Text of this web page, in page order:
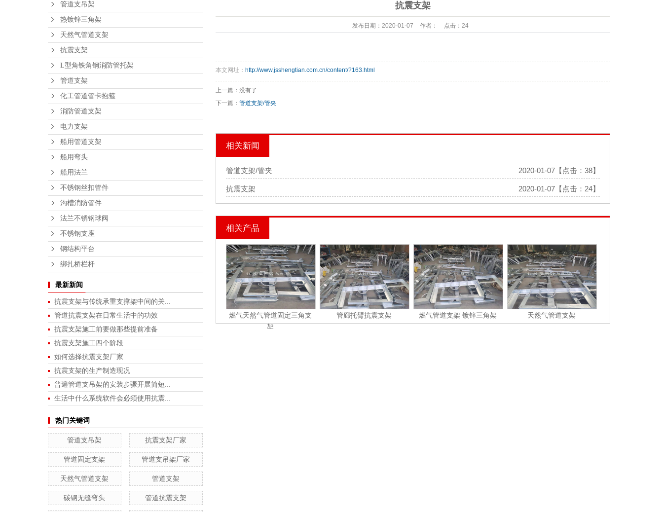
不锈钢支座
钢结构平台
管道支吊架
热镀锌三角架
天然气管道支架
抗震支架
L型角铁角钢消防管托架
管道支架
化工管道管卡抱箍
消防管道支架
电力支架
船用管道支架
船用弯头
船用法兰
不锈钢丝扣管件
沟槽消防管件
法兰不锈钢球阀
不锈钢支座
钢结构平台
绑扎桥栏杆
最新新闻
抗震支架与传统承重支撑架中间的关...
管道抗震支架在日常生活中的功效
抗震支架施工前要做那些提前准备
抗震支架施工四个阶段
如何选择抗震支架厂家
抗震支架的生产制造现况
普遍管道支吊架的安装步骤开展简短...
生活中什么系统软件会必须使用抗震...
热门关键词
管道支吊架 抗震支架厂家
管道固定支架 管道支吊架厂家
天然气管道支架 管道支架
碳钢无缝弯头 管道抗震支架
抗震支架
发布日期： 2020-01-07 作者： 点击： 24
本文网址： http://www.jsshengtian.com.cn/content/?163.html
上一篇：没有了
下一篇： 管道支架/管夹
相关新闻
2020-01-07【点击：38】
管道支架/管夹
2020-01-07【点击：24】
抗震支架
相关产品
燃气天然气管道固定三角支
架
管廊托臂抗震支架 燃气管道支架 镀锌三角架 天然气管道支架